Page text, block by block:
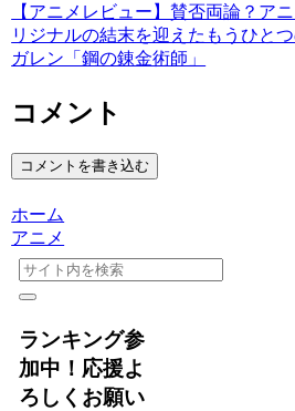
【アニメレビュー】賛否両論？ア
リジナルの結末を迎えたもうひと
ガレン「鋼の錬金術師」
コメント
コメントを書き込む
ホーム
アニメ
ランキング参
加中！応援よ
ろしくお願い